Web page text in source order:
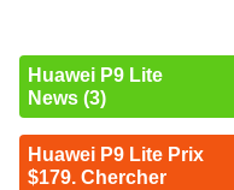
Huawei P9 Lite
News (3)
Huawei P9 Lite Prix
$179. Chercher